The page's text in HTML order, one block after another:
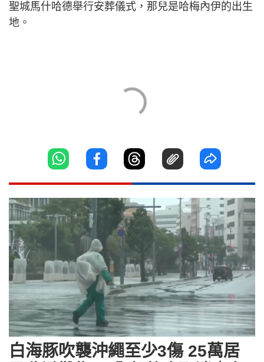
聖城馬什哈德舉行安葬儀式，那兒是哈梅內伊的出生
地。
白海豚吹襲沖繩至少3傷 25萬居